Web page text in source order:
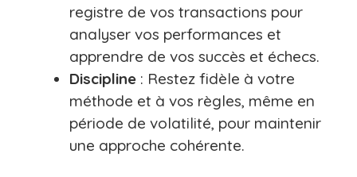
registre de vos transactions pour
analyser vos performances et
apprendre de vos succès et échecs.
Discipline : Restez fidèle à votre
méthode et à vos règles, même en
période de volatilité, pour maintenir
une approche cohérente.